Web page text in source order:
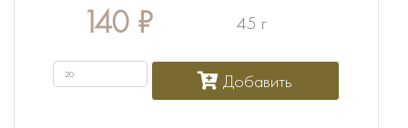
140₽ 45 г
Добавить